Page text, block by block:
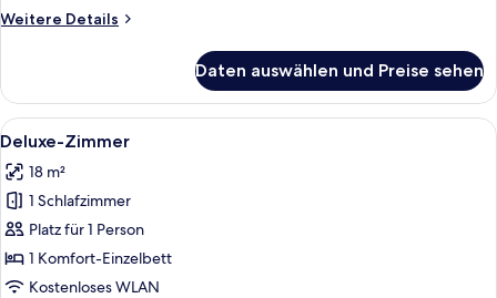
Weitere Details
Weitere
Suite
Daten auswählen und Preise sehen
Alle
Fotos
für
Deluxe-
Zimmer
anzeigen
Ein Hotelzimmer mit einem Bett,
6
Deluxe-Zimmer
18 m²
1 Schlafzimmer
Platz für 1 Person
1 Komfort-Einzelbett
Kostenloses WLAN